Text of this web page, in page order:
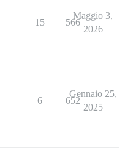
15 566
Maggio 3,
2026
6 652
Gennaio 25,
2025